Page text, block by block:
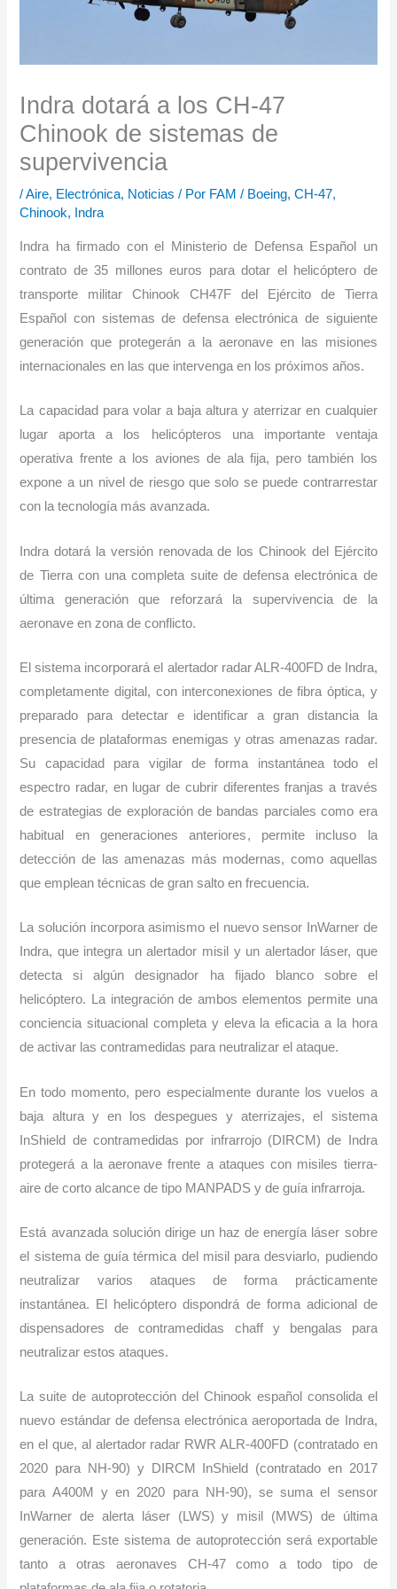
Indra dotará a los CH-47
Chinook de sistemas de
supervivencia
/Aire, Electrónica, Noticias / Por FAM/ Boeing,CH-47,
Chinook, Indra
Indra ha firmado con el Ministerio de Defensa Español un
contrato de 35 millones euros para dotar el helicóptero de
transporte militar Chinook CH47F del Ejército de Tierra
Español con sistemas de defensa electrónica de siguiente
generación que protegerán a la aeronave en las misiones
internacionales en las que intervenga en los próximos años.
La capacidad para volar a baja altura y aterrizar en cualquier
lugar aporta a los helicópteros una importante ventaja
operativa frente a los aviones de ala fija, pero también los
expone a un nivel de riesgo que solo se puede contrarrestar
con la tecnología más avanzada.
Indra dotará la versión renovada de los Chinook del Ejército
de Tierra con una completa suite de defensa electrónica de
última generación que reforzará la supervivencia de la
aeronave en zona de conflicto.
El sistema incorporará el alertador radar ALR-400FD de Indra,
completamente digital, con interconexiones de fibra óptica, y
preparado para detectar e identificar a gran distancia la
presencia de plataformas enemigas y otras amenazas radar.
Su capacidad para vigilar de forma instantánea todo el
espectro radar, en lugar de cubrir diferentes franjas a través
de estrategias de exploración de bandas parciales como era
habitual en generaciones anteriores, permite incluso la
detección de las amenazas más modernas, como aquellas
que emplean técnicas de gran salto en frecuencia.
La solución incorpora asimismo el nuevo sensor InWarner de
Indra, que integra un alertador misil y un alertador láser, que
detecta si algún designador ha fijado blanco sobre el
helicóptero. La integración de ambos elementos permite una
conciencia situacional completa y eleva la eficacia a la hora
de activar las contramedidas para neutralizar el ataque.
En todo momento, pero especialmente durante los vuelos a
baja altura y en los despegues y aterrizajes, el sistema
InShield de contramedidas por infrarrojo (DIRCM) de Indra
protegerá a la aeronave frente a ataques con misiles tierra-
aire de corto alcance de tipo MANPADS y de guía infrarroja.
Está avanzada solución dirige un haz de energía láser sobre
el sistema de guía térmica del misil para desviarlo, pudiendo
neutralizar varios ataques de forma prácticamente
instantánea. El helicóptero dispondrá de forma adicional de
dispensadores de contramedidas chaff y bengalas para
neutralizar estos ataques.
La suite de autoprotección del Chinook español consolida el
nuevo estándar de defensa electrónica aeroportada de Indra,
en el que, al alertador radar RWR ALR-400FD (contratado en
2020 para NH-90) y DIRCM InShield (contratado en 2017
para A400M y en 2020 para NH-90), se suma el sensor
InWarner de alerta láser (LWS) y misil (MWS) de última
generación. Este sistema de autoprotección será exportable
tanto a otras aeronaves CH-47 como a todo tipo de